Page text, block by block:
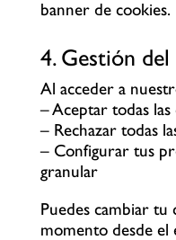
banner de cookies.
4. Gestión
Al acceder a
– Aceptar todas las
– Rechazar todas
– Configurar tus
granular
Puedes cambiar
momento desde el